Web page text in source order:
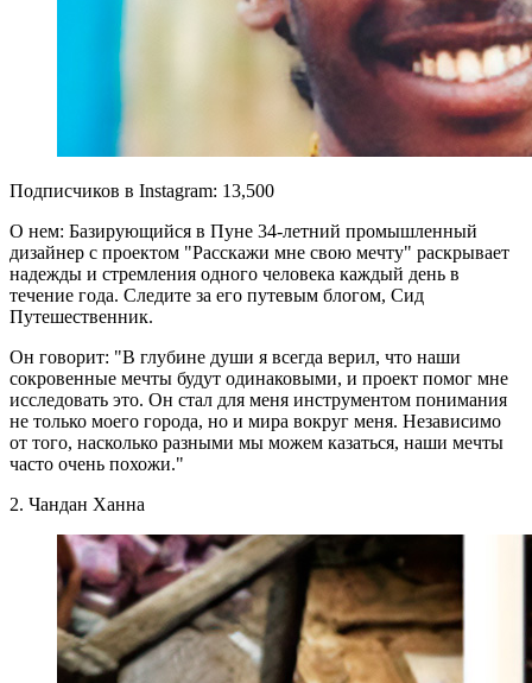
Подписчиков в Instagram: 13,500
О нем: Базирующийся в Пуне 34-летний промышленный
дизайнер с проектом "Расскажи мне свою мечту" раскрывает
надежды и стремления одного человека каждый день в
течение года. Следите за его путевым блогом, Сид
Путешественник.
Он говорит: "В глубине души я всегда верил, что наши
сокровенные мечты будут одинаковыми, и проект помог мне
исследовать это. Он стал для меня инструментом понимания
не только моего города, но и мира вокруг меня. Независимо
от того, насколько разными мы можем казаться, наши мечты
часто очень похожи."
2. Чандан Ханна